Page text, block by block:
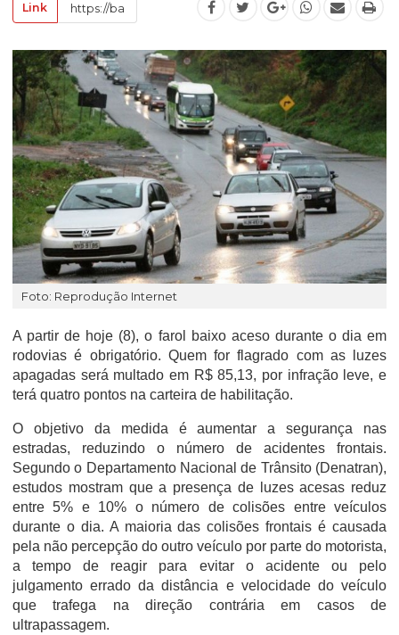
Link
Foto: Reprodução Internet
A partir de hoje (8), o farol baixo aceso durante o dia em
rodovias é obrigatório. Quem for flagrado com as luzes
apagadas será multado em R$ 85,13, por infração leve, e
terá quatro pontos na carteira de habilitação.
O objetivo da medida é aumentar a segurança nas
estradas, reduzindo o número de acidentes frontais.
Segundo o Departamento Nacional de Trânsito (Denatran),
estudos mostram que a presença de luzes acesas reduz
entre 5% e 10% o número de colisões entre veículos
durante o dia. A maioria das colisões frontais é causada
pela não percepção do outro veículo por parte do motorista,
a tempo de reagir para evitar o acidente ou pelo
julgamento errado da distância e velocidade do veículo
que trafega na direção contrária em casos de
ultrapassagem.